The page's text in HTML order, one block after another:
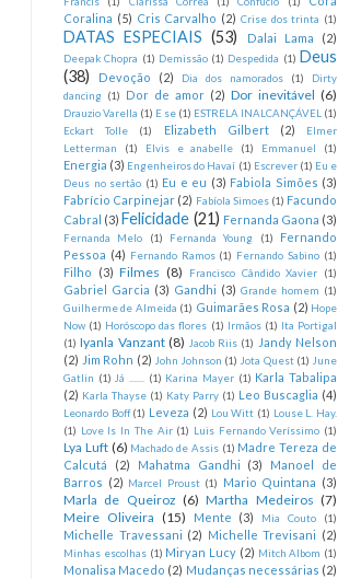
Coralina (5) Cris Carvalho (2) Crise dos trinta (1)
DATAS ESPECIAIS (53) Dalai Lama (2)
Deepak Chopra (1) Demissão (1) Despedida (1) Deus
(38)
Devoção (2) Dia dos namorados (1)
Dirty
dancing (1) Dor de amor (2) Dor inevitável (6)
Drauzio Varella (1) E se (1) ESTRELA INALCANÇÁVEL (1)
Eckart Tolle
(1) Elizabeth Gilbert (2)
Elmer
Letterman
(1) Elvis e anabelle (1) Emmanuel (1)
Energia (3) Engenheiros do Havaí (1) Escrever (1) Eu e
Deus no sertão (1) Eu e eu (3) Fabiola Simões (3)
Fabrício Carpinejar (2) Fabíola Simoes (1) Facundo
Cabral (3) Felicidade (21) Fernanda Gaona (3)
Fernanda Melo (1) Fernanda Young (1)
Fernando
Pessoa (4) Fernando Ramos (1) Fernando Sabino (1)
Filho (3) Filmes (8) Francisco Cândido Xavier (1)
Gabriel Garcia (3) Gandhi (3) Grande homem (1)
Guilherme de Almeida (1) Guimarães Rosa (2) Hope
Now (1) Horóscopo das flores (1) Irmãos (1)
Ita Portigal
(1) Iyanla Vanzant (8) Jacob Riis (1)
Jandy Nelson
(2) Jim Rohn (2) John Johnson (1) Jota Quest (1) June
Gatlin (1) Já ....... (1) Karina Mayer (1) Karla Tabalipa
(2) Karla Thayse (1) Katy Parry (1) Leo Buscaglia (4)
Leonardo Boff (1) Leveza (2) Lou Witt (1) Louse L. Hay.
(1)
Love Is In The Air (1) Luis Fernando Veríssimo (1)
Lya Luft (6) Machado de Assis (1) Madre Tereza de
Calcutá
(2) Mahatma Gandhi (3)
Manoel de
Barros (2) Marcel Proust (1) Mario Quintana (3)
Marla de Queiroz (6) Martha Medeiros (7)
Meire Oliveira (15) Mente (3) Mia Couto (1)
Michelle Travessani (2) Michelle Trevisani (2)
Minhas escolhas (1) Miryan Lucy (2) Mitch Albom (1)
Monalisa Macedo (2) Mudanças necessárias (2)